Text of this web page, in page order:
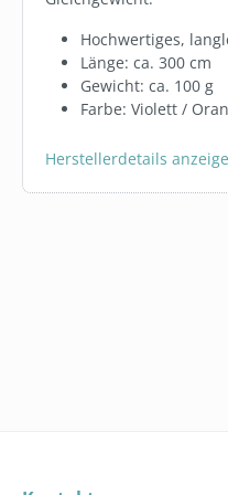
Hochwertiges,
Länge: ca. 300 cm
Gewicht: ca. 100 g
Farbe: Violett /
Herstellerdetails